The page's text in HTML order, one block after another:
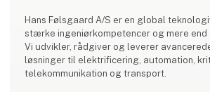
Hans Følsgaard A/S er en global
stærke ingeniørkompetencer og mere end
Vi udvikler, rådgiver og leverer
løsninger til elektrificering, automation,
telekommunikation og transport.